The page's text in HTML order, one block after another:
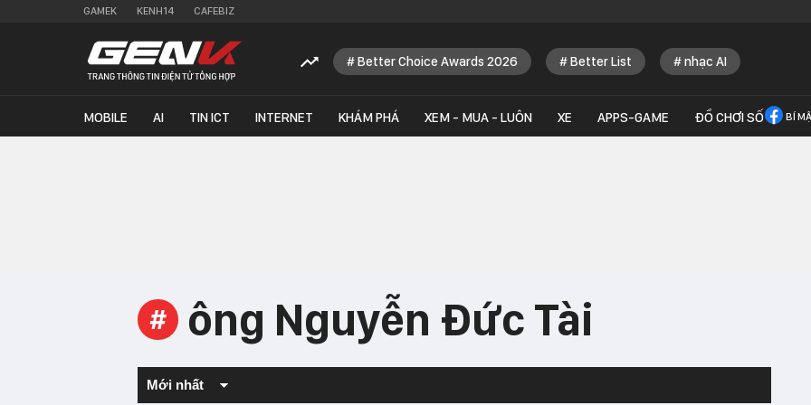
GAMEK KENH14 CAFEBIZ
Better Choice Awards 2026 Better List nhạc AI
MOBILE AI TIN ICT INTERNET KHÁM PHÁ XEM - MUA - LUÔN XE APPS-GAME ĐỒ CHƠI SỐ BÍ
# ông Nguyễn Đức Tài
Mới nhất